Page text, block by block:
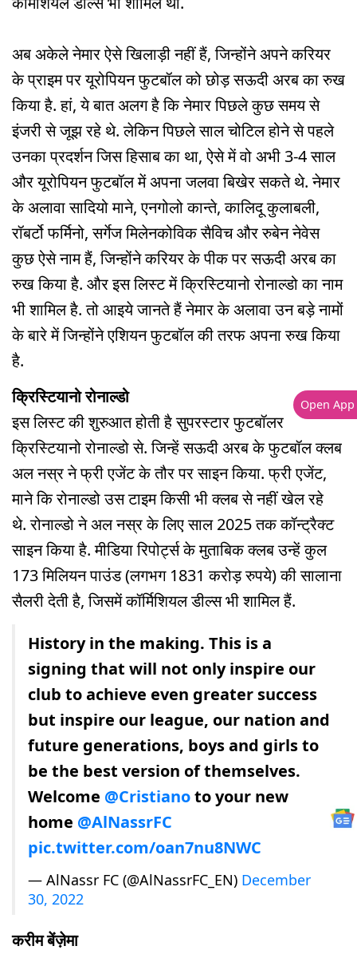
अब अकेले नेमार ऐसे खिलाड़ी नहीं हैं, जिन्होंने अपने करियर
के प्राइम पर यूरोपियन फुटबॉल को छोड़ सऊदी अरब का रुख
किया है. हां, ये बात अलग है कि नेमार पिछले कुछ समय से
इंजरी से जूझ रहे थे. लेकिन पिछले साल चोटिल होने से पहले
उनका प्रदर्शन जिस हिसाब का था, ऐसे में वो अभी 3-4 साल
और यूरोपियन फुटबॉल में अपना जलवा बिखेर सकते थे. नेमार
के अलावा सादियो माने, एनगोलो कान्ते, कालिदू कुलाबली,
रॉबर्टो फर्मिनो, सर्गेज मिलेनकोविक सैविच और रुबेन नेवेस
कुछ ऐसे नाम हैं, जिन्होंने करियर के पीक पर सऊदी अरब का
रुख किया है. और इस लिस्ट में क्रिस्टियानो रोनाल्डो का नाम
भी शामिल है. तो आइये जानते हैं नेमार के अलावा उन बड़े नामों
के बारे में जिन्होंने एशियन फुटबॉल की तरफ अपना रुख किया
है.
क्रिस्टियानो रोनाल्डो
इस लिस्ट की शुरुआत होती है सुपरस्टार फुटबॉलर
क्रिस्टियानो रोनाल्डो से. जिन्हें सऊदी अरब के फुटबॉल क्लब
अल नस्र ने फ्री एजेंट के तौर पर साइन किया. फ्री एजेंट,
माने कि रोनाल्डो उस टाइम किसी भी क्लब से नहीं खेल रहे
थे. रोनाल्डो ने अल नस्र के लिए साल 2025 तक कॉन्ट्रैक्ट
साइन किया है. मीडिया रिपोर्ट्स के मुताबिक क्लब उन्हें कुल
173 मिलियन पाउंड (लगभग 1831 करोड़ रुपये) की सालाना
सैलरी देती है, जिसमें कॉर्मिशियल डील्स भी शामिल हैं.
History in the making. This is a
signing that will not only inspire our
club to achieve even greater success
but inspire our league, our nation and
future generations, boys and girls to
be the best version of themselves.
Welcome @Cristianoto your new
home @AlNassrFC
pic.twitter.com/oan7nu8NWC
— AlNassr FC (@AlNassrFC_EN) December
30, 2022
करीम बेंज़ेमा
Open App